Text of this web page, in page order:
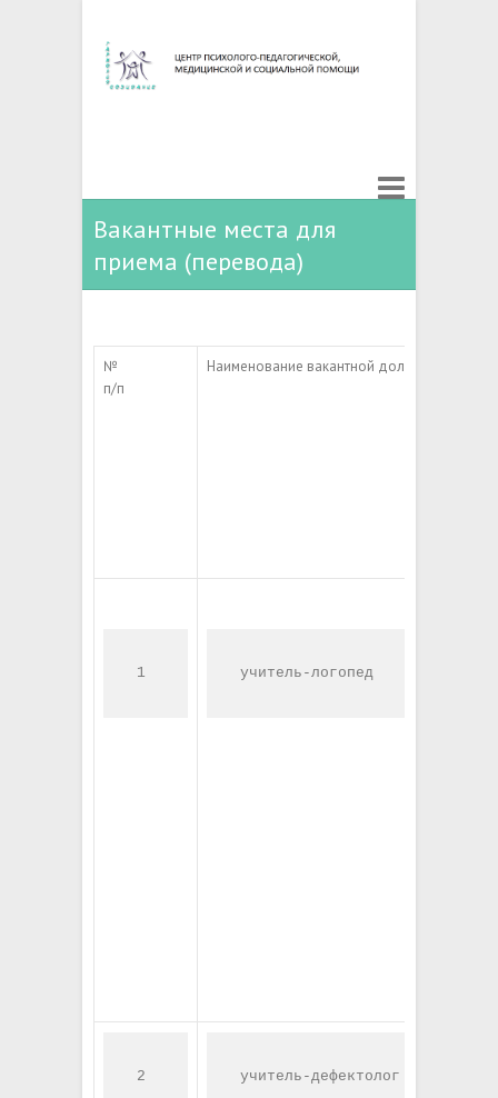
Вакантные места для
приема (перевода)
№
п/п
Наименование вакантной должности
1 учитель-логопед
2 учитель-дефектолог